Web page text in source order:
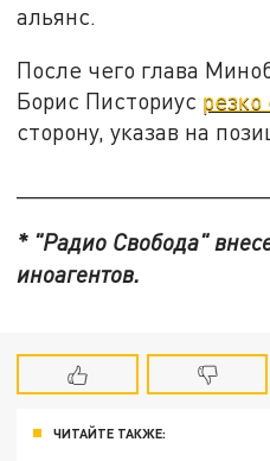
альянс.
После чего глава
Борис Писториус
сторону, указав на
* "Радио Свобода"
иноагентов.
ЧИТАЙТЕ ТАКЖЕ: